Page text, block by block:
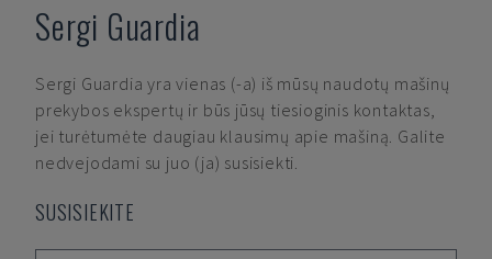
Sergi Guardia
Sergi Guardia yra vienas (-a) iš mūsų naudotų mašinų
prekybos ekspertų ir būs jūsų tiesioginis kontaktas,
jei turėtumėte daugiau klausimų apie mašiną. Galite
nedvejodami su juo (ja) susisiekti.
SUSISIEKITE